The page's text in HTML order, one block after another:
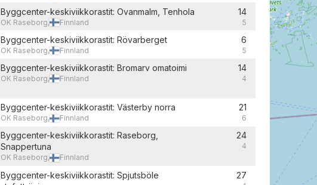
Byggcenter-keskiviikkorastit: Ovanmalm, Tenhola
OK Raseborg, Finnland
14
5
Byggcenter-keskiviikkorastit: Rövarberget
OK Raseborg, Finnland
6
5
Byggcenter-keskiviikkorastit: Bromarv omatoimi
OK Raseborg, Finnland
14
4
Byggcenter-keskiviikkorastit: Västerby norra
OK Raseborg, Finnland
21
6
Byggcenter-keskiviikkorastit: Raseborg,
Snappertuna
OK Raseborg, Finnland
24
4
Byggcenter-keskiviikkorastit: Spjutsböle
27